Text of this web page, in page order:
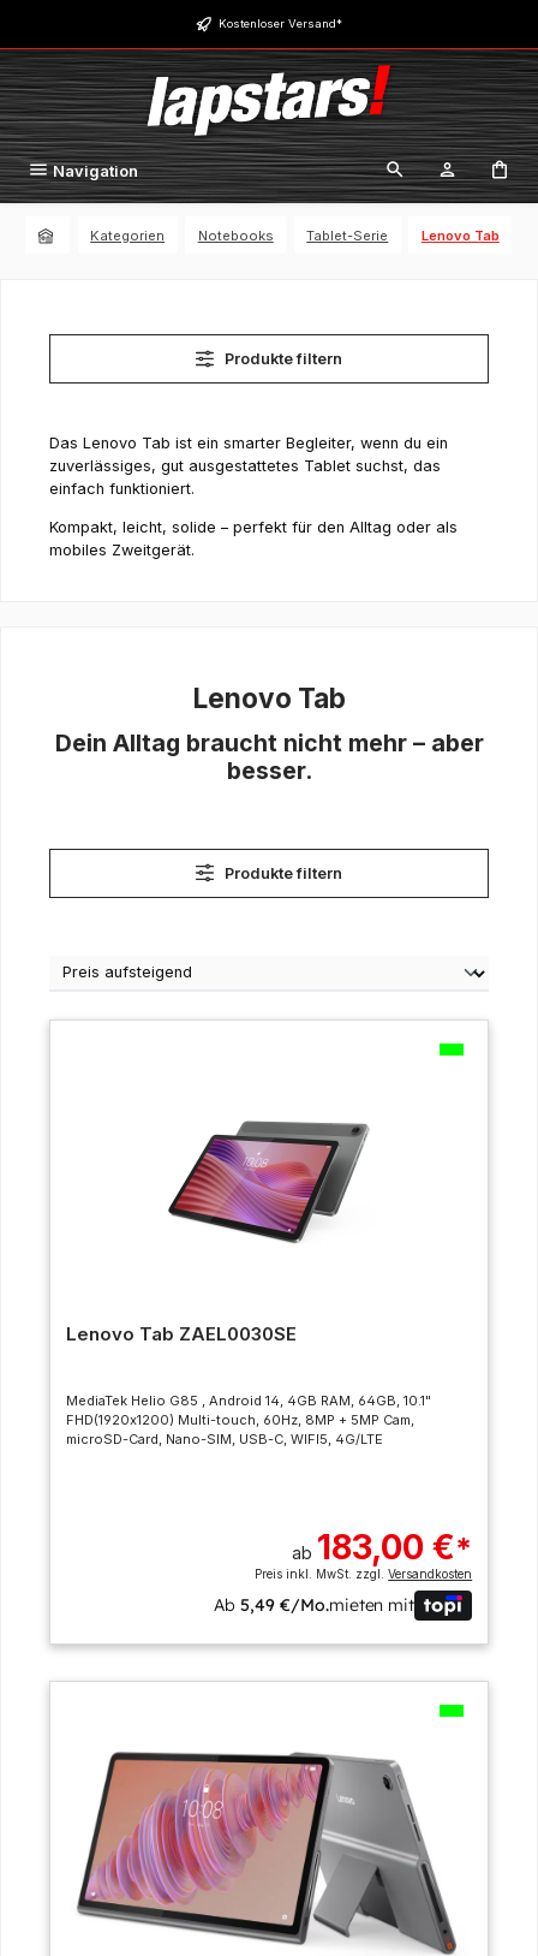
Zum Hauptinhalt springen Kostenloser Versand*
Navigation
Kategorien Notebooks Tablet-Serie Lenovo Tab
Produkte filtern
Das Lenovo Tab ist ein smarter Begleiter, wenn du ein
zuverlässiges, gut ausgestattetes Tablet suchst, das
einfach funktioniert.
Kompakt, leicht, solide – perfekt für den Alltag oder als
mobiles Zweitgerät.
Lenovo Tab
Dein Alltag braucht nicht mehr – aber
besser.
Produkte filtern
Lenovo Tab ZAEL0030SE
MediaTek Helio G85 , Android 14, 4GB RAM, 64GB, 10.1"
FHD(1920x1200) Multi-touch, 60Hz, 8MP + 5MP Cam,
microSD-Card, Nano-SIM, USB-C, WIFI5, 4G/LTE
ab 183,00 €*
Preis inkl. MwSt. zzgl.Versandkosten
Ab5,49 €/Mo.mieten mit